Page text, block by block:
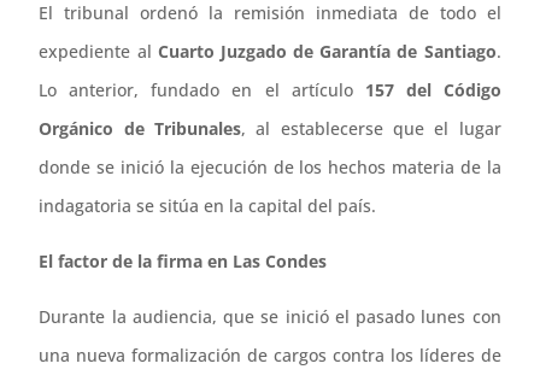
El tribunal ordenó la remisión inmediata de todo el
expediente al Cuarto Juzgado de Garantía de Santiago.
Lo anterior, fundado en el artículo 157 del Código
Orgánico de Tribunales, al establecerse que el lugar
donde se inició la ejecución de los hechos materia de la
indagatoria se sitúa en la capital del país.
El factor de la firma en Las Condes
Durante la audiencia, que se inició el pasado lunes con
una nueva formalización de cargos contra los líderes de